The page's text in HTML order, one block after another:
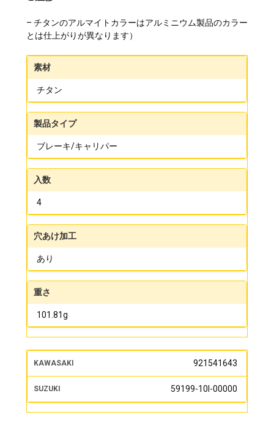
– チタンのアルマイトカラーはアルミニウム製品のカラー
とは仕上がりが異なります）
素材
チタン
製品タイプ
ブレーキ/キャリパー
入数
4
穴あけ加工
あり
重さ
101.81g
921541643
59199-10l-00000